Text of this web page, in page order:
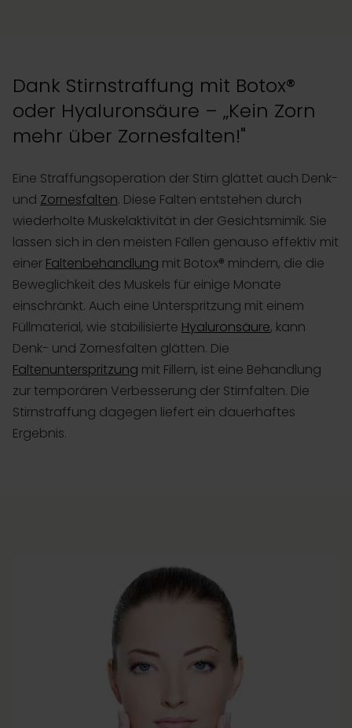
Dank Stirnstraffung mit Botox®
oder Hyaluronsäure – „Kein Zorn
mehr über Zornesfalten!"
Eine Straffungsoperation der Stirn glättet auch Denk-
und Zornesfalten. Diese Falten entstehen durch
wiederholte Muskelaktivität in der Gesichtsmimik. Sie
lassen sich in den meisten Fällen genauso effektiv mit
einer Faltenbehandlung mit Botox® mindern, die die
Beweglichkeit des Muskels für einige Monate
einschränkt. Auch eine Unterspritzung mit einem
Füllmaterial, wie stabilisierte Hyaluronsäure, kann
Denk- und Zornesfalten glätten. Die
Faltenunterspritzung mit Fillern, ist eine Behandlung
zur temporären Verbesserung der Stirnfalten. Die
Stirnstraffung dagegen liefert ein dauerhaftes
Ergebnis.